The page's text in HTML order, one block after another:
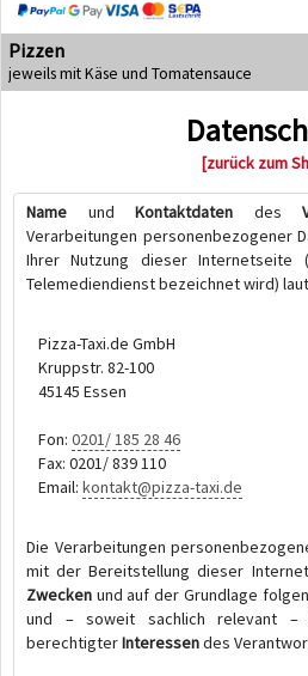
Pizzen
jeweils mit Käse und Tomatensauce
[zurück zum
Name und Kontaktdaten des
Verarbeitungen personenbezogener
Ihrer Nutzung dieser Internetseite
Telemediendienst bezeichnet wird)
Pizza-Taxi.de GmbH
Kruppstr. 82-100
45145 Essen
Fon: 0201/ 185 28 46
Fax: 0201/ 839 110
Email: kontakt@pizza-taxi.de
Die Verarbeitungen
mit der Bereitstellung dieser
Zwecken und auf der Grundlage
und – soweit sachlich relevant –
berechtigterInteressendes